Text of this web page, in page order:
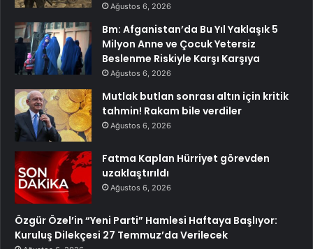
Ağustos 6, 2026
Bm: Afganistan’da Bu Yıl Yaklaşık 5
Milyon Anne ve Çocuk Yetersiz
Beslenme Riskiyle Karşı Karşıya
Ağustos 6, 2026
Mutlak butlan sonrası altın için kritik
tahmin! Rakam bile verdiler
Ağustos 6, 2026
Fatma Kaplan Hürriyet görevden
uzaklaştırıldı
Ağustos 6, 2026
Özgür Özel’in “Yeni Parti” Hamlesi Haftaya Başlıyor:
Kuruluş Dilekçesi 27 Temmuz’da Verilecek